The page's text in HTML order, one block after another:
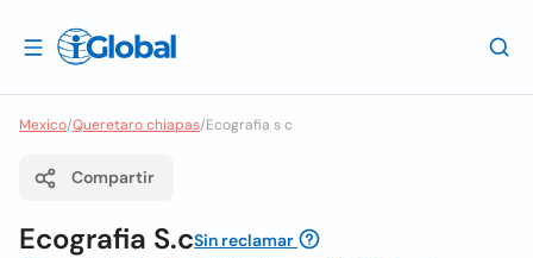
Mexico/Queretaro chiapas/Ecografia s c
Compartir
Ecografia S.cSin reclamar